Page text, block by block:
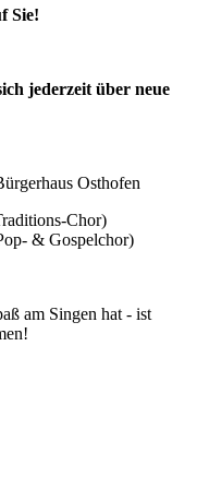
Sie!
jederzeit über neue
Osthofen
Chor)
& Gospelchor)
am Singen hat - ist